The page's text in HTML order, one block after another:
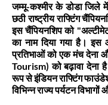
जम्मू-कश्मीर के डोडा जिले
छठी राष्ट्रीय राफ्टिंग
इस चैंपियनशिप को
का नाम दिया गया है। इस
प्रतिभाओं को एक मंच देना
Tourism) को बढ़ावा देना
रूप से इंडियन राफ्टिंग
विभिन्न राज्य पर्यटन